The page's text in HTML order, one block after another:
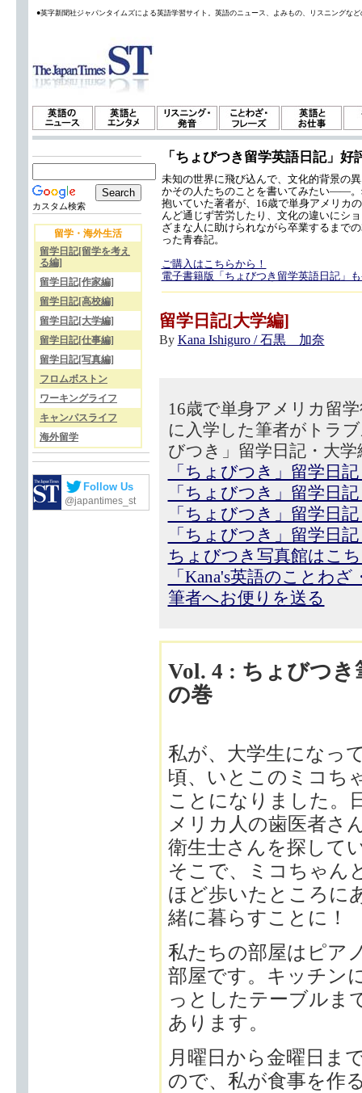
●英字新聞社ジャパンタイムズによる英語学習サイト。英語のニュース、よみもの、リスニングな
カスタム検索
留学・海外生活
留学日記[留学を考え
る編]
留学日記[作家編]
留学日記[高校編]
留学日記[大学編]
留学日記[仕事編]
留学日記[写真編]
フロムボストン
ワーキングライフ
キャンパスライフ
海外留学
Follow Us
@japantimes_st
「ちょびつき留学英語日記」好
未知の世界に飛び込んで、文化的背景の
かその人たちのことを書いてみたい——
抱いていた著者が、16歳で単身アメリカ
んど通じず苦労したり、文化の違いにシ
ざまな人に助けられながら卒業するまで
った青春記。
ご購入はこちらから！
電子書籍版「ちょびつき留学英語日記」
留学日記[大学編]
By Kana Ishiguro / 石黒 加奈
16歳で単身アメリカ留
に入学した筆者がトラ
びつき」留学日記・大学
「ちょびつき」留学日
「ちょびつき」留学日
「ちょびつき」留学日
「ちょびつき」留学日
ちょびつき写真館はこ
「Kana's英語のことわ
筆者へお便りを送る
Vol. 4 : ちょびつ
の巻
私が、大学生になっ
頃、いとこのミコち
ことになりました。
メリカ人の歯医者さ
衛生士さんを探して
そこで、ミコちゃん
ほど歩いたところに
緒に暮らすことに！
私たちの部屋はピア
部屋です。キッチン
っとしたテーブルま
あります。
月曜日から金曜日ま
ので、私が食事を作